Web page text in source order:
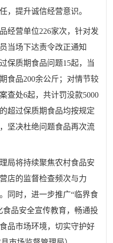
，提升诚信经营意识。
经营单位226家次，针对发
当场下达责令改正通知
保质期食品问题15起，当
食品200余公斤；对情节较
查处6起，共计罚没款5000
超过保质期食品均按规定
坚决杜绝问题食品再次流
局将持续聚焦农村食品安
店的监督检查频次与力
同时，进一步推广“临界食
品安全宣传教育，畅通投
品市场环境，切实守护好